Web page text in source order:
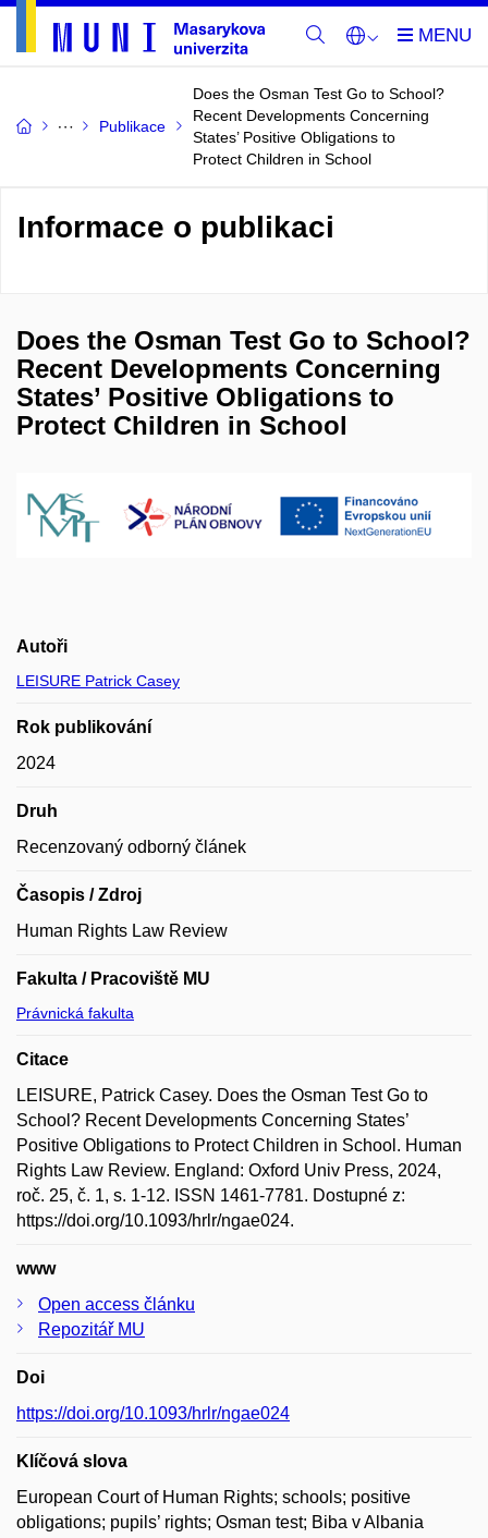
Publikace
Does the Osman Test Go to School?
Recent Developments Concerning
States’ Positive Obligations to
Protect Children in School
Informace o publikaci
Does the Osman Test Go to School?
Recent Developments Concerning
States’ Positive Obligations to
Protect Children in School
Autoři
LEISURE Patrick Casey
Rok publikování
2024
Druh
Recenzovaný odborný článek
Časopis / Zdroj
Human Rights Law Review
Fakulta / Pracoviště MU
Právnická fakulta
Citace
LEISURE, Patrick Casey. Does the Osman Test Go to
School? Recent Developments Concerning States’
Positive Obligations to Protect Children in School. Human
Rights Law Review. England: Oxford Univ Press, 2024,
roč. 25, č. 1, s. 1-12. ISSN 1461-7781. Dostupné z:
https://doi.org/10.1093/hrlr/ngae024.
www
Open access článku
Repozitář MU
Doi
https://doi.org/10.1093/hrlr/ngae024
Klíčová slova
European Court of Human Rights; schools; positive
obligations; pupils’ rights; Osman test; Biba v Albania